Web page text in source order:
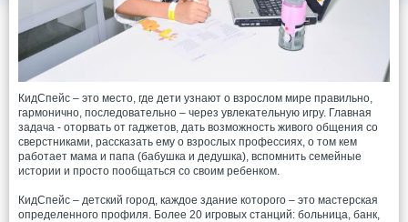
КидСпейс – это место, где дети узнают о взрослом мире правильно,
гармонично, последовательно – через увлекательную игру. Главная
задача - оторвать от гаджетов, дать возможность живого общения со
сверстниками, рассказать ему о взрослых профессиях, о том кем
работает мама и папа (бабушка и дедушка), вспомнить семейные
истории и просто пообщаться со своим ребенком.
КидСпейс – детский город, каждое здание которого – это мастерская
определенного профиля. Более 20 игровых станций: больница, банк,